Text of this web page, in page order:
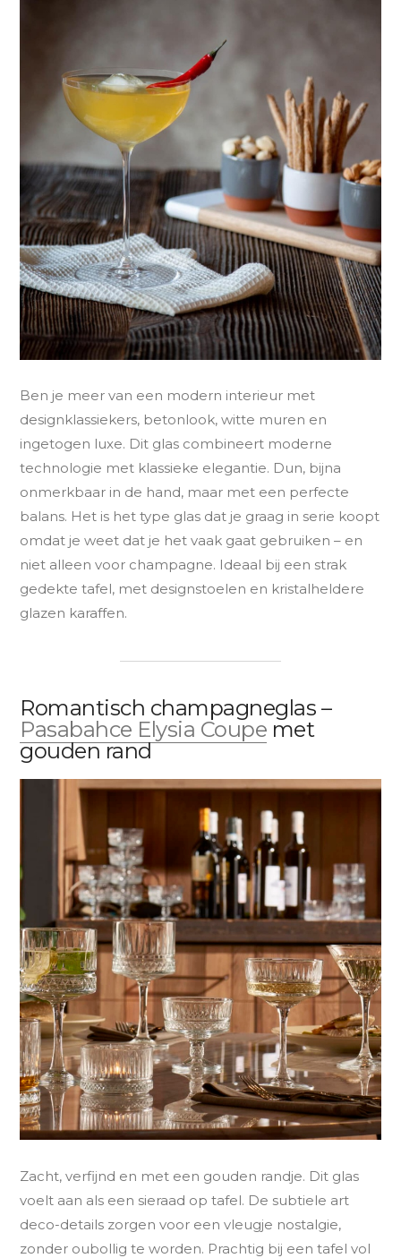
Ben je meer van een modern interieur met
designklassiekers, betonlook, witte muren en
ingetogen luxe. Dit glas combineert moderne
technologie met klassieke elegantie. Dun, bijna
onmerkbaar in de hand, maar met een perfecte
balans. Het is het type glas dat je graag in serie koopt
omdat je weet dat je het vaak gaat gebruiken – en
niet alleen voor champagne. Ideaal bij een strak
gedekte tafel, met designstoelen en kristalheldere
glazen karaffen.
Romantisch champagneglas –
Pasabahce Elysia Coupe met
gouden rand
Zacht, verfijnd en met een gouden randje. Dit glas
voelt aan als een sieraad op tafel. De subtiele art
deco-details zorgen voor een vleugje nostalgie,
zonder oubollig te worden. Prachtig bij een tafel vol